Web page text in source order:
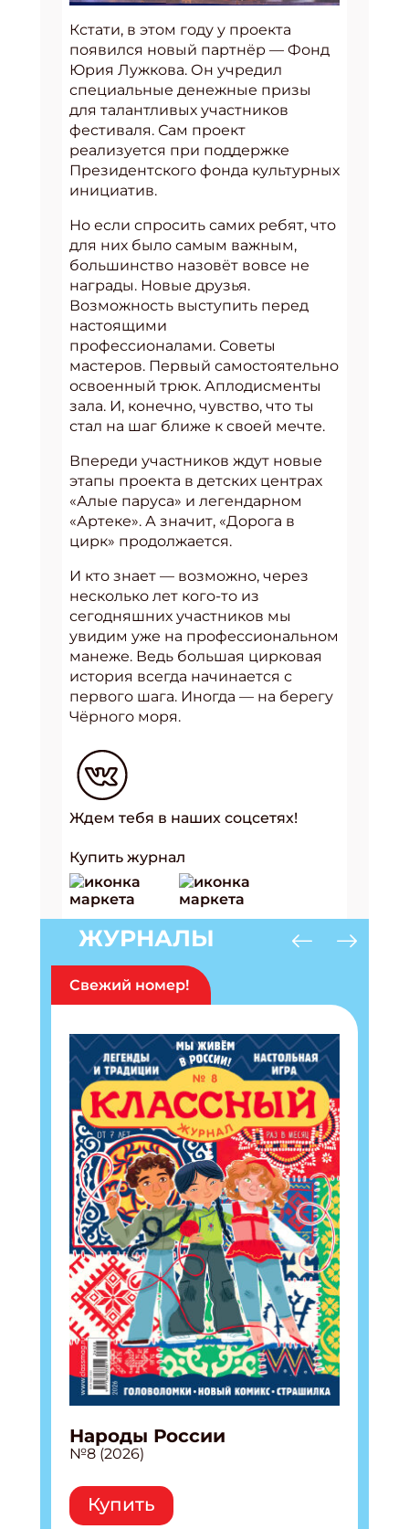
Кстати, в этом году у проекта
появился новый партнёр — Фонд
Юрия Лужкова. Он учредил
специальные денежные призы
для талантливых участников
фестиваля. Сам проект
реализуется при поддержке
Президентского фонда культурных
инициатив.
Но если спросить самих ребят, что
для них было самым важным,
большинство назовёт вовсе не
награды. Новые друзья.
Возможность выступить перед
настоящими
профессионалами. Советы
мастеров. Первый самостоятельно
освоенный трюк. Аплодисменты
зала. И, конечно, чувство, что ты
стал на шаг ближе к своей мечте.
Впереди участников ждут новые
этапы проекта в детских центрах
«Алые паруса» и легендарном
«Артеке». А значит, «Дорога в
цирк» продолжается.
И кто знает — возможно, через
несколько лет кого-то из
сегодняшних участников мы
увидим уже на профессиональном
манеже. Ведь большая цирковая
история всегда начинается с
первого шага. Иногда — на берегу
Чёрного моря.
Ждем тебя в наших соцсетях!
Купить журнал
ЖУРНАЛЫ
Свежий номер!
Народы России
№8 (2026)
Купить